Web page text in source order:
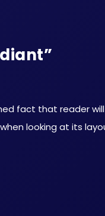
fact that reader
looking at its